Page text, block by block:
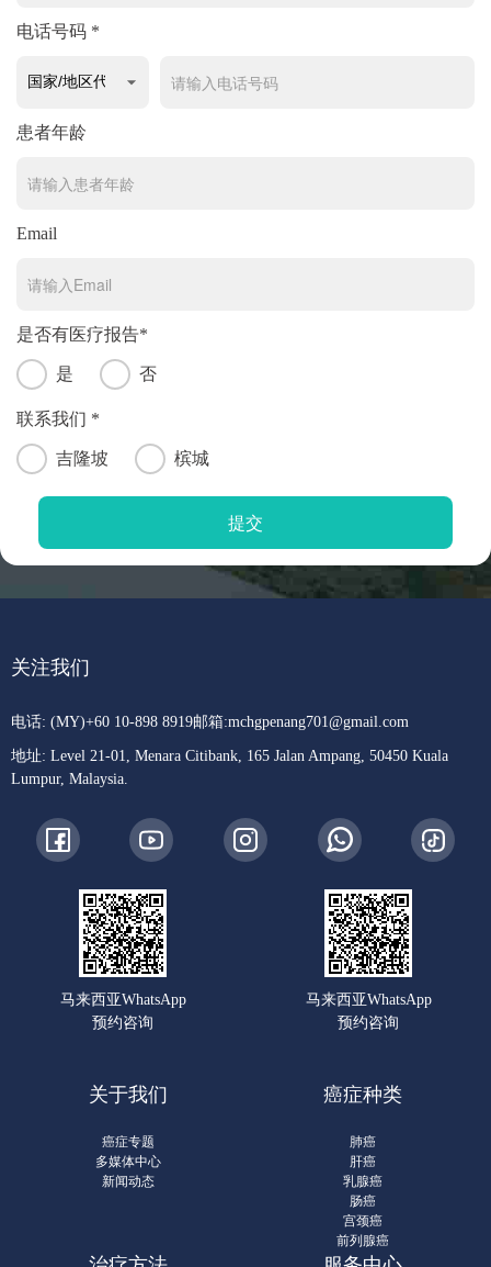
电话号码 *
患者年龄
Email
是否有医疗报告*
是 否
联系我们 *
吉隆坡 槟城
关注我们
电话: (MY)+60 10-898 8919邮箱:mchgpenang701@gmail.com
地址: Level 21-01, Menara Citibank, 165 Jalan Ampang, 50450 Kuala
Lumpur, Malaysia.
马来西亚WhatsApp
预约咨询
马来西亚WhatsApp
预约咨询
关于我们
癌症专题
多媒体中心
新闻动态
癌症种类
肺癌
肝癌
乳腺癌
肠癌
宫颈癌
前列腺癌